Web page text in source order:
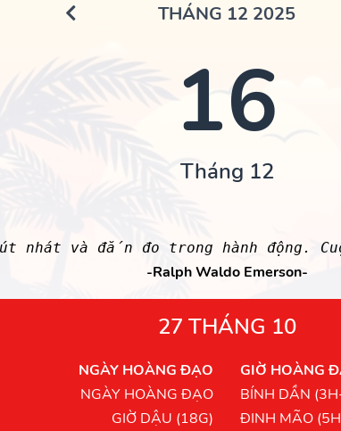
THÁNG 12 2025
16
Tháng 12
nhát và đắn đo trong hành động.
-Ralph Waldo Emerson-
27 THÁNG 10
NGÀY HOÀNG ĐẠO
NGÀY HOÀNG ĐẠO
GIỜ DẬU (18G)
GIỜ HOÀNG
BÍNH DẦN
ĐINH MÃO